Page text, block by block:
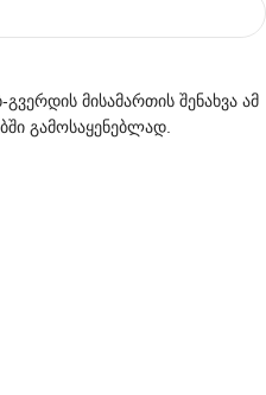
მისამართის შენახვა ამ
გამოსაყენებლად.